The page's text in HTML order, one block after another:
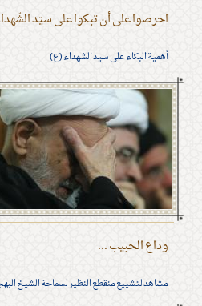
احرصوا على أن تبكوا على سيّد
أهمية البكاء على سيد الشهداء (ع)
وداع الحبيب ...
مشاهد لتشييع منقطع النظير لسماحة الشيخ